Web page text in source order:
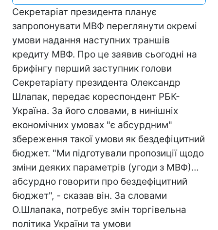
Секретаріат президента планує
запропонувати МВФ переглянути окремі
умови надання наступних траншів
кредиту МВФ. Про це заявив сьогодні на
брифінгу перший заступник голови
Секретаріату президента Олександр
Шлапак, передає кореспондент РБК-
Україна. За його словами, в нинішніх
економічних умовах "є абсурдним"
збереження такої умови як бездефіцитний
бюджет. "Ми підготували пропозиції щодо
зміни деяких параметрів (угоди з МВФ)…
абсурдно говорити про бездефіцитний
бюджет", - сказав він. За словами
О.Шлапака, потребує змін торгівельна
політика України та умови